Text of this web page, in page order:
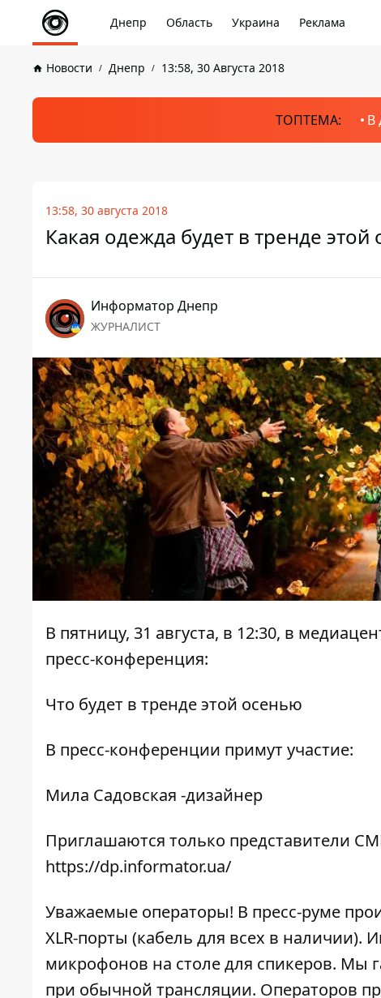
Днепр Область Украина Реклама
Новости Днепр 13:58, 30 Августа 2018
ТОПТЕМА: В
13:58, 30 августа 2018
Какая одежда будет в тренде этой
Информатор Днепр
ЖУРНАЛИСТ
В пятницу, 31 августа, в 12:30, в
пресс-конференция:
Что будет в тренде этой осенью
В пресс-конференции примут участие:
Мила Садовская -дизайнер
Приглашаются только представители
https://dp.informator.ua/
Уважаемые операторы! В пресс-руме
XLR-порты (кабель для всех в
микрофонов на столе для спикеров. Мы
при обычной трансляции. Операторов